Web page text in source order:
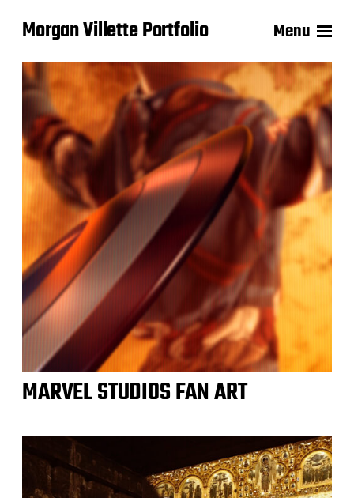
Morgan Villette Portfolio Menu
MARVEL STUDIOS FAN ART